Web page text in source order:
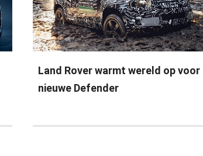
Land Rover warmt wereld op voor
nieuwe Defender